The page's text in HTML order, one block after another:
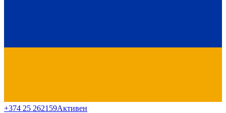
+374 25 262159Активен